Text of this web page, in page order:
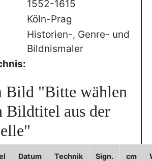
1552-1615
Köln-Prag
Historien-, Genre- und
Bildnismaler
Bild "Bitte wählen
Bildtitel aus der
Datum Technik Sign. cm